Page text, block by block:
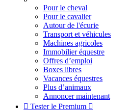
Pour le cheval
Pour le cavalier
Autour de l'écurie
Transport et véhicules
Machines agricoles
Immobilier équestre
Offres d’emploi
Boxes libres
Vacances équestres
Plus d’animaux
Annoncer maintenant
 Tester le Premium 